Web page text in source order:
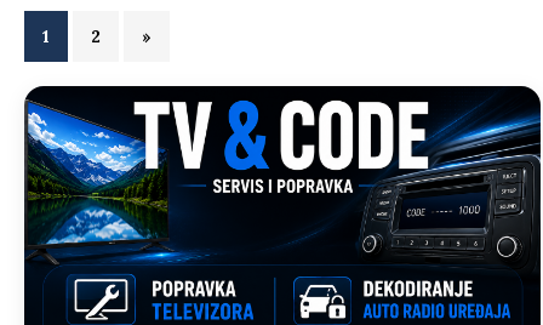
1 2 »